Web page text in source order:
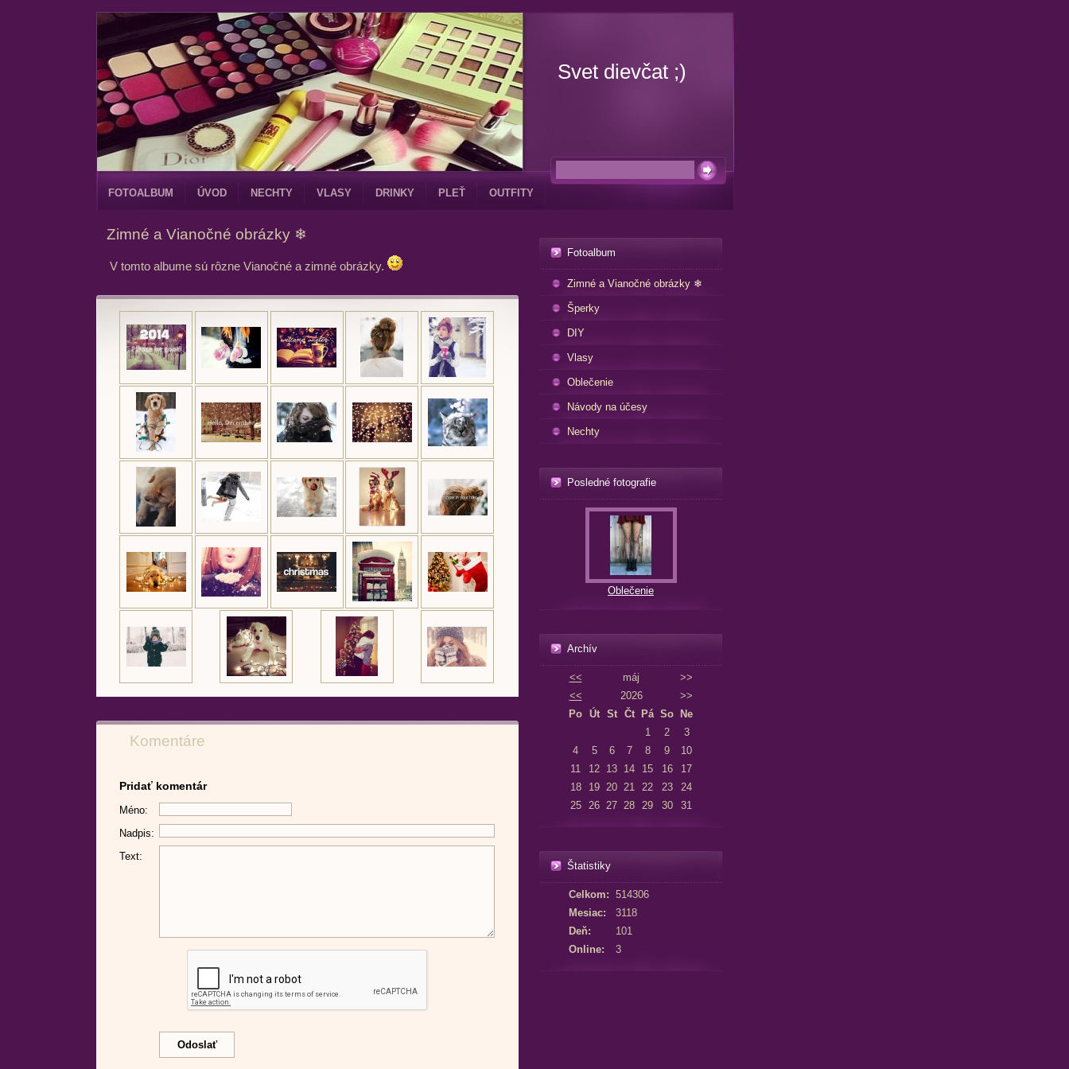
Svet dievčat ;)
FOTOALBUM ÚVOD NECHTY VLASY DRINKY PLEŤ OUTFITY
Zimné a Vianočné obrázky ❄
V tomto albume sú rôzne Vianočné a zimné obrázky.
Komentáre
Pridať komentár
Méno:
Nadpis:
Text:
Fotoalbum
Zimné a Vianočné obrázky ❄
Šperky
DIY
Vlasy
Oblečenie
Návody na účesy
Nechty
Posledné fotografie
Oblečenie
Archív
<< máj
>>
<<
2026
>>
Po Út St Čt Pá So
Ne
1
2
3
4
5 6 7 8 9
10
11
12 13 14 15 16
17
18
19 20 21 22 23
24
25
26 27 28 29 30 31
Štatistiky
Online: 3
Celkom: 514306
Mesiac:
3118
Deň:
101